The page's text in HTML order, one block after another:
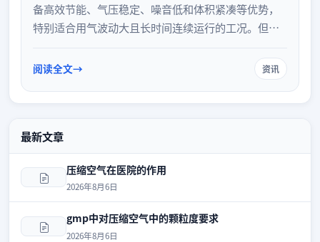
备高效节能、气压稳定、噪音低和体积紧凑等优势，
特别适合用气波动大且长时间连续运行的工况。但其
结合实际用气需求与运行时间进行综合评估，以实现
阅读全文 资讯
最新文章
压缩空气在医院的作用
2026年8月6日
gmp中对压缩空气中的颗粒度要求
2026年8月6日